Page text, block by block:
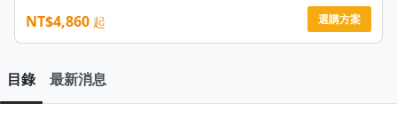
NT$4,860 起 選購方案
目錄 最新消息
1.25x
去逛逛